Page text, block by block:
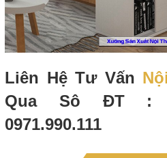
Liên Hệ Tư Vấn
Qua Sô ĐT :
0971.990.111